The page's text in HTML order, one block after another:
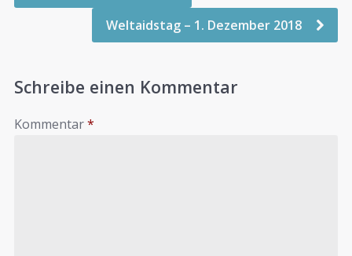
Weltaidstag – 1. Dezember 2018
Schreibe einen Kommentar
Kommentar*